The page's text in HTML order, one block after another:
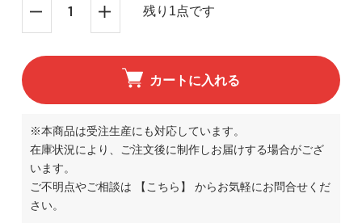
残り1点です
カートに入れる
※本商品は受注生産にも対応しています。
在庫状況により、ご注文後に制作しお届けする場合がござ
います。
ご不明点やご相談は
【こちら】
からお気軽にお問合せくだ
さい。